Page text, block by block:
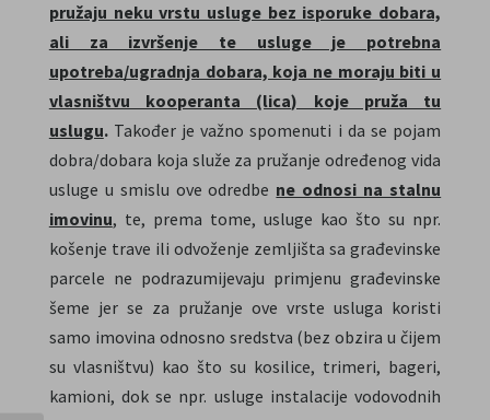
pružaju neku vrstu usluge bez isporuke dobara,
ali za izvršenje te usluge je potrebna
upotreba/ugradnja dobara, koja ne moraju biti u
vlasništvu kooperanta (lica) koje pruža tu
uslugu.Također je važno spomenuti i da se pojam
dobra/dobara koja služe za pružanje određenog vida
usluge u smislu ove odredbe ne odnosi na stalnu
imovinu, te, prema tome, usluge kao što su npr.
košenje trave ili odvoženje zemljišta sa građevinske
parcele ne podrazumijevaju primjenu građevinske
šeme jer se za pružanje ove vrste usluga koristi
samo imovina odnosno sredstva (bez obzira u čijem
su vlasništvu) kao što su kosilice, trimeri, bageri,
kamioni, dok se npr. usluge instalacije vodovodnih